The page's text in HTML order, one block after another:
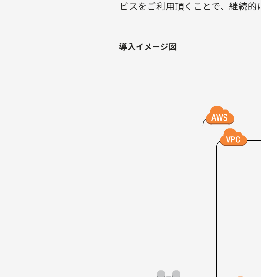
ビスをご利用頂くことで、継続的
導入イメージ図